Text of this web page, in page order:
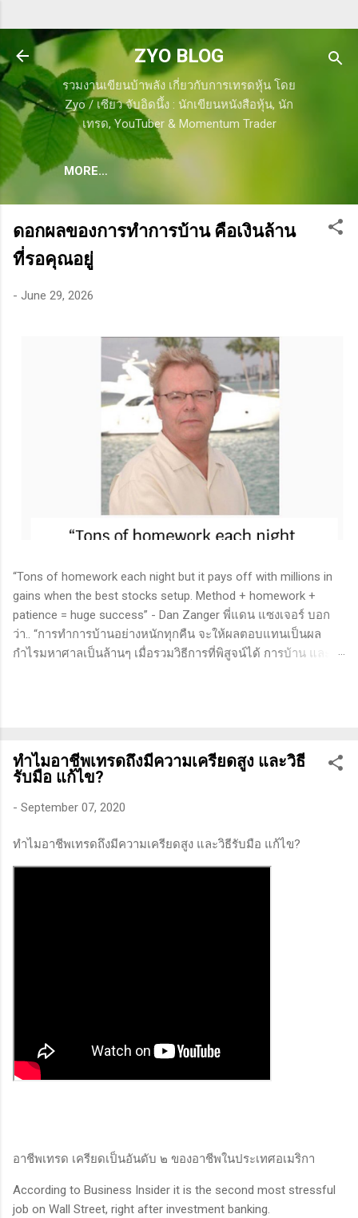
ZYO BLOG
รวมงานเขียนบ้าพลัง เกี่ยวกับการเทรดหุ้น โดย
Zyo / เซียว จับอิดนึ้ง : นักเขียนหนังสือหุ้น, นัก
เทรด, YouTuber & Momentum Trader
MORE…
ดอกผลของการทำการบ้าน คือเงินล้าน
ที่รอคุณอยู่
- June 29, 2026
“Tons of homework each night but it pays off with millions in
gains when the best stocks setup. Method + homework +
patience = huge success” - Dan Zanger พี่แดน แซงเจอร์ บอก
ว่า.. “การทำการบ้านอย่างหนักทุกคืน จะให้ผลตอบแทนเป็นผล
กำไรมหาศาลเป็นล้านๆ เมื่อรวมวิธีการที่พิสูจน์ได้ การบ้าน และ
ในอนาคต การลงรายละเอียดในการวิเคราะห์นี้จะช่วยให้คุณ
สามารถเข้าใจตลาดและรู้จักจังหวะที่เหมาะสมในการเข้าเทรด . -
วิธีการที่พิสูจน์แล้วว่าทำเงินได้จริงและทำซ้ำได้ตลอด (Method):
การมีระบบหรือกลยุทธ์ที่ชัดเจนในการเทรดเป็นสิ่งสำคัญ เพราะจะ
ใช้ได้เมื่อตลาดมีการเปลี่ยนแปลง . - ความอดทน (Patience): การ
รอคอยและไม่รีบร้อนถือเป็นคุณสมบัติที่สำคัญในนักเทรด ความ
ทำไมอาชีพเทรดถึงมีความเครียดสูง และวิธี
รับมือ แก้ไข?
- September 07, 2020
ทำไมอาชีพเทรดถึงมีความเครียดสูง และวิธีรับมือ แก้ไข?
อาชีพเทรด เครียดเป็นอันดับ ๒ ของอาชีพในประเทศอเมริกา
According to Business Insider it is the second most stressful
job on Wall Street, right after investment banking.